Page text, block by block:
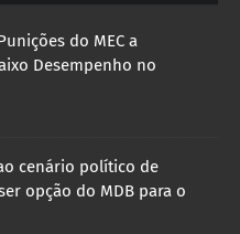
do MEC a
Desempenho no
cenário político de
opção do MDB para o